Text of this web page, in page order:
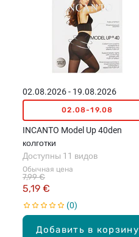
Добавить в корзину
02.08.2026 - 19.08.2026
02.08-19.08
INCANTO Model Up 40den
колготки
Обычная цена
5,19 €
7,99 €
Доступны 11 видов
0